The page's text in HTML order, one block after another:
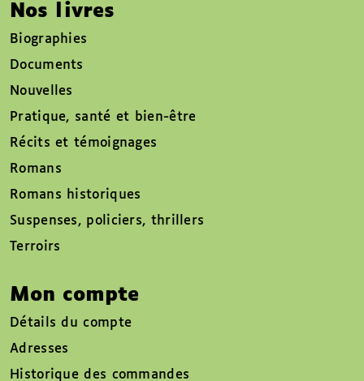
Nos livres
Biographies
Documents
Nouvelles
Pratique, santé et bien-être
Récits et témoignages
Romans
Romans historiques
Suspenses, policiers, thrillers
Terroirs
Mon compte
Détails du compte
Adresses
Historique des commandes